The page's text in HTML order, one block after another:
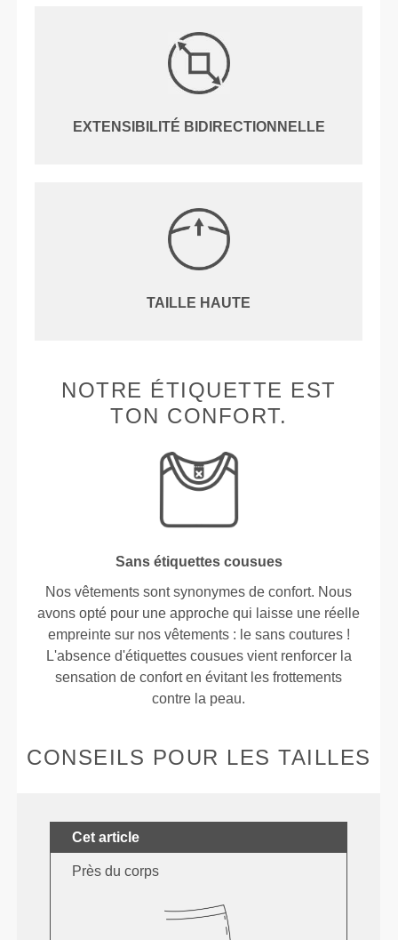
EXTENSIBILITÉ BIDIRECTIONNELLE
TAILLE HAUTE
NOTRE ÉTIQUETTE EST
TON CONFORT.
Sans étiquettes cousues
Nos vêtements sont synonymes de confort. Nous
avons opté pour une approche qui laisse une réelle
empreinte sur nos vêtements : le sans coutures !
L'absence d'étiquettes cousues vient renforcer la
sensation de confort en évitant les frottements
contre la peau.
CONSEILS POUR LES TAILLES
Cet article
Près du corps